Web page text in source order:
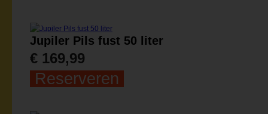
Jupiler Pils fust 50 liter
€ 169,99
Reserveren